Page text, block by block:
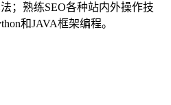
；熟练SEO各种站内外操作技
和JAVA框架编程。